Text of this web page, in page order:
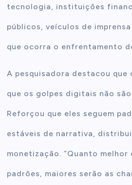
tecnologia, instituições
públicos, veículos de
que ocorra o enfrentamento
A pesquisadora destacou
que os golpes digitais não
Reforçou que eles seguem
estáveis de narrativa,
monetização. “Quanto melhor
padrões, maiores serão as